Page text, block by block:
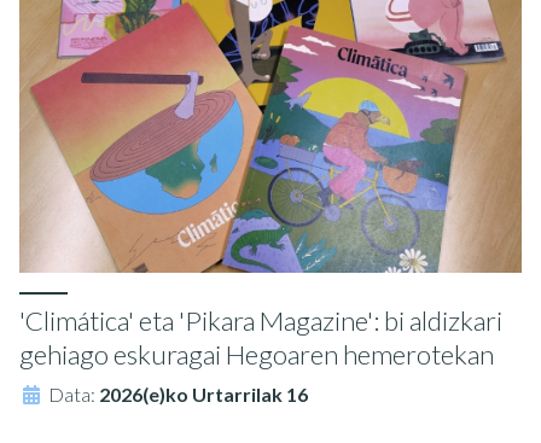
'Climática' eta 'Pikara Magazine': bi aldizkari
gehiago eskuragai Hegoaren hemerotekan
Data: 2026(e)ko Urtarrilak 16